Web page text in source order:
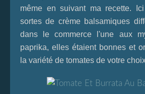
même en suivant ma recette.
sortes de crème balsamiques
dans le commerce l'une aux
paprika, elles étaient bonnes et
la variété de tomates de votre